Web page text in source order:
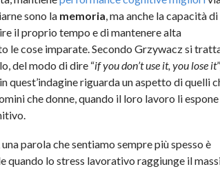
sono la memoria, ma anche la capacità di
il proprio tempo e di mantenere alta
le cose imparate. Secondo Grzywacz si
del modo di dire “if you don’t use it, you lose it
riguarda un aspetto di quelli
che donne, quando il loro lavoro li espone
parola che sentiamo sempre più spesso è
quando lo stress lavorativo raggiunge il